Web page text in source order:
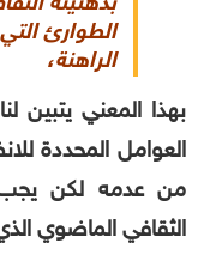
الطوارئ
الراهنة،
بهذا المعني يتبين
العوامل المحددة
من عدمه لكن
الثقافي الماضوي